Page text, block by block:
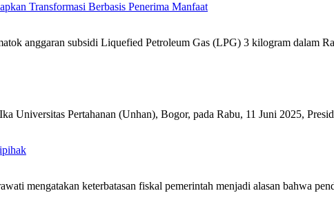
Transformasi Berbasis Penerima Manfaat
anggaran subsidi Liquefied Petroleum Gas (LPG) 3 kilogram dalam
Universitas Pertahanan (Unhan), Bogor, pada Rabu, 11 Juni 2025,
mengatakan keterbatasan fiskal pemerintah menjadi alasan bahwa